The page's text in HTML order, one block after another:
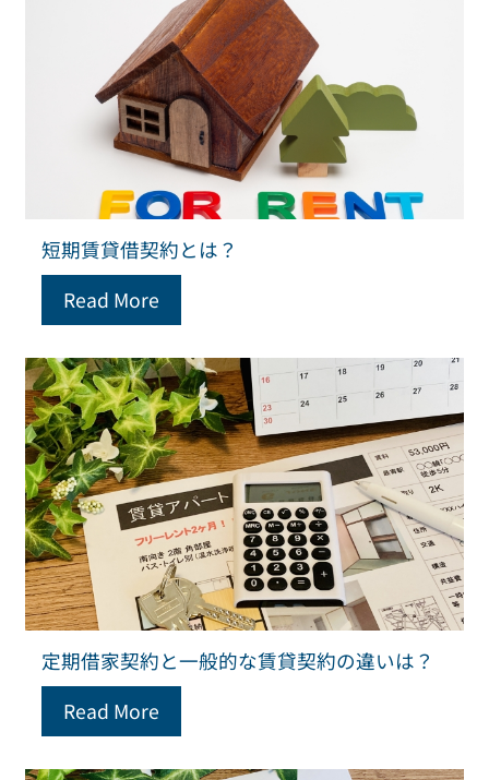
短期賃貸借契約とは？
Read More
定期借家契約と一般的な賃貸契約の違いは？
Read More